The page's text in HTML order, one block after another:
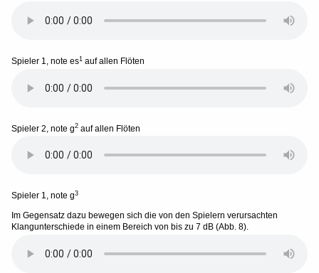
Spieler 1, note es1 auf allen Flöten
Spieler 2, note g2 auf allen Flöten
Spieler 1, note g3
Im Gegensatz dazu bewegen sich die von den Spielern verursachten
Klangunterschiede in einem Bereich von bis zu 7 dB (Abb. 8).